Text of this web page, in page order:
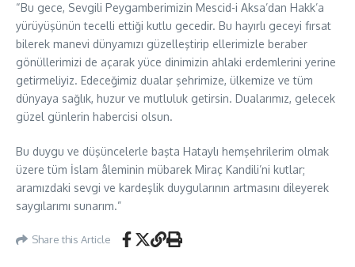
“Bu gece, Sevgili Peygamberimizin Mescid-i Aksa’dan Hakk’a
yürüyüşünün tecelli ettiği kutlu gecedir. Bu hayırlı geceyi fırsat
bilerek manevi dünyamızı güzelleştirip ellerimizle beraber
gönüllerimizi de açarak yüce dinimizin ahlaki erdemlerini yerine
getirmeliyiz. Edeceğimiz dualar şehrimize, ülkemize ve tüm
dünyaya sağlık, huzur ve mutluluk getirsin. Dualarımız, gelecek
güzel günlerin habercisi olsun.
Bu duygu ve düşüncelerle başta Hataylı hemşehrilerim olmak
üzere tüm İslam âleminin mübarek Miraç Kandili’ni kutlar;
aramızdaki sevgi ve kardeşlik duygularının artmasını dileyerek
saygılarımı sunarım.”
Share this Article